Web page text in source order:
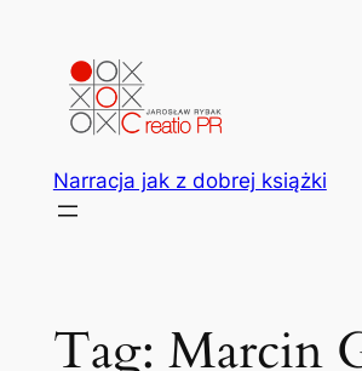
Narracja jak z dobrej książki
Tag: Marcin